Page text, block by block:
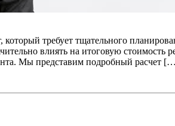
требует тщательного
влиять на итоговую
Мы представим подробный расчет